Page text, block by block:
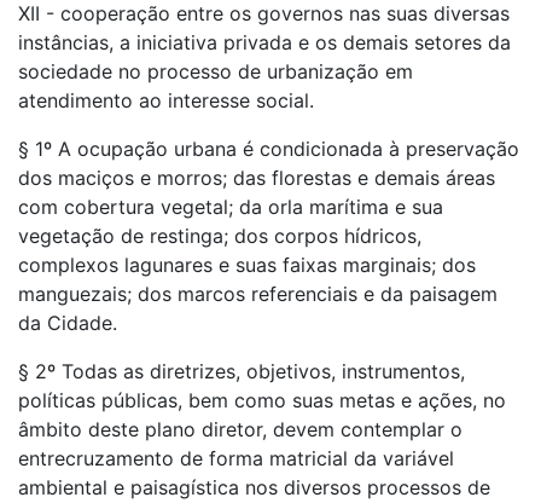
XII - cooperação entre os governos nas suas diversas
instâncias, a iniciativa privada e os demais setores da
sociedade no processo de urbanização em
atendimento ao interesse social.
§ 1º A ocupação urbana é condicionada à preservação
dos maciços e morros; das florestas e demais áreas
com cobertura vegetal; da orla marítima e sua
vegetação de restinga; dos corpos hídricos,
complexos lagunares e suas faixas marginais; dos
manguezais; dos marcos referenciais e da paisagem
da Cidade.
§ 2º Todas as diretrizes, objetivos, instrumentos,
políticas públicas, bem como suas metas e ações, no
âmbito deste plano diretor, devem contemplar o
entrecruzamento de forma matricial da variável
ambiental e paisagística nos diversos processos de